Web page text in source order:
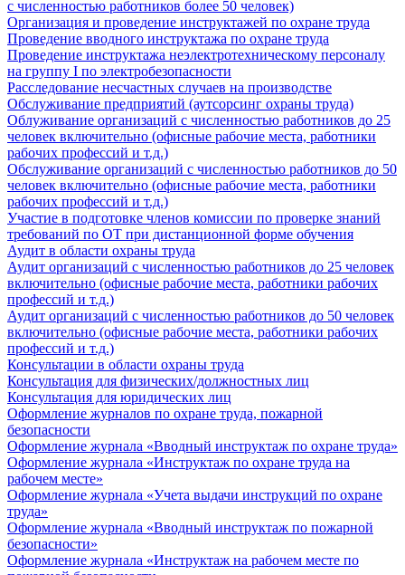
с численностью работников более 50 человек)
Организация и проведение инструктажей по охране труда
Проведение вводного инструктажа по охране труда
Проведение инструктажа неэлектротехническому персоналу
на группу I по электробезопасности
Расследование несчастных случаев на производстве
Обслуживание предприятий (аутсорсинг охраны труда)
Облуживание организаций с численностью работников до 25
человек включительно (офисные рабочие места, работники
рабочих профессий и т.д.)
Обслуживание организаций с численностью работников до 50
человек включительно (офисные рабочие места, работники
рабочих профессий и т.д.)
Участие в подготовке членов комиссии по проверке знаний
требований по ОТ при дистанционной форме обучения
Аудит в области охраны труда
Аудит организаций с численностью работников до 25 человек
включительно (офисные рабочие места, работники рабочих
профессий и т.д.)
Аудит организаций с численностью работников до 50 человек
включительно (офисные рабочие места, работники рабочих
профессий и т.д.)
Консультации в области охраны труда
Консультация для физических/должностных лиц
Консультация для юридических лиц
Оформление журналов по охране труда, пожарной
безопасности
Оформление журнала «Вводный инструктаж по охране труда»
Оформление журнала «Инструктаж по охране труда на
рабочем месте»
Оформление журнала «Учета выдачи инструкций по охране
труда»
Оформление журнала «Вводный инструктаж по пожарной
безопасности»
Оформление журнала «Инструктаж на рабочем месте по